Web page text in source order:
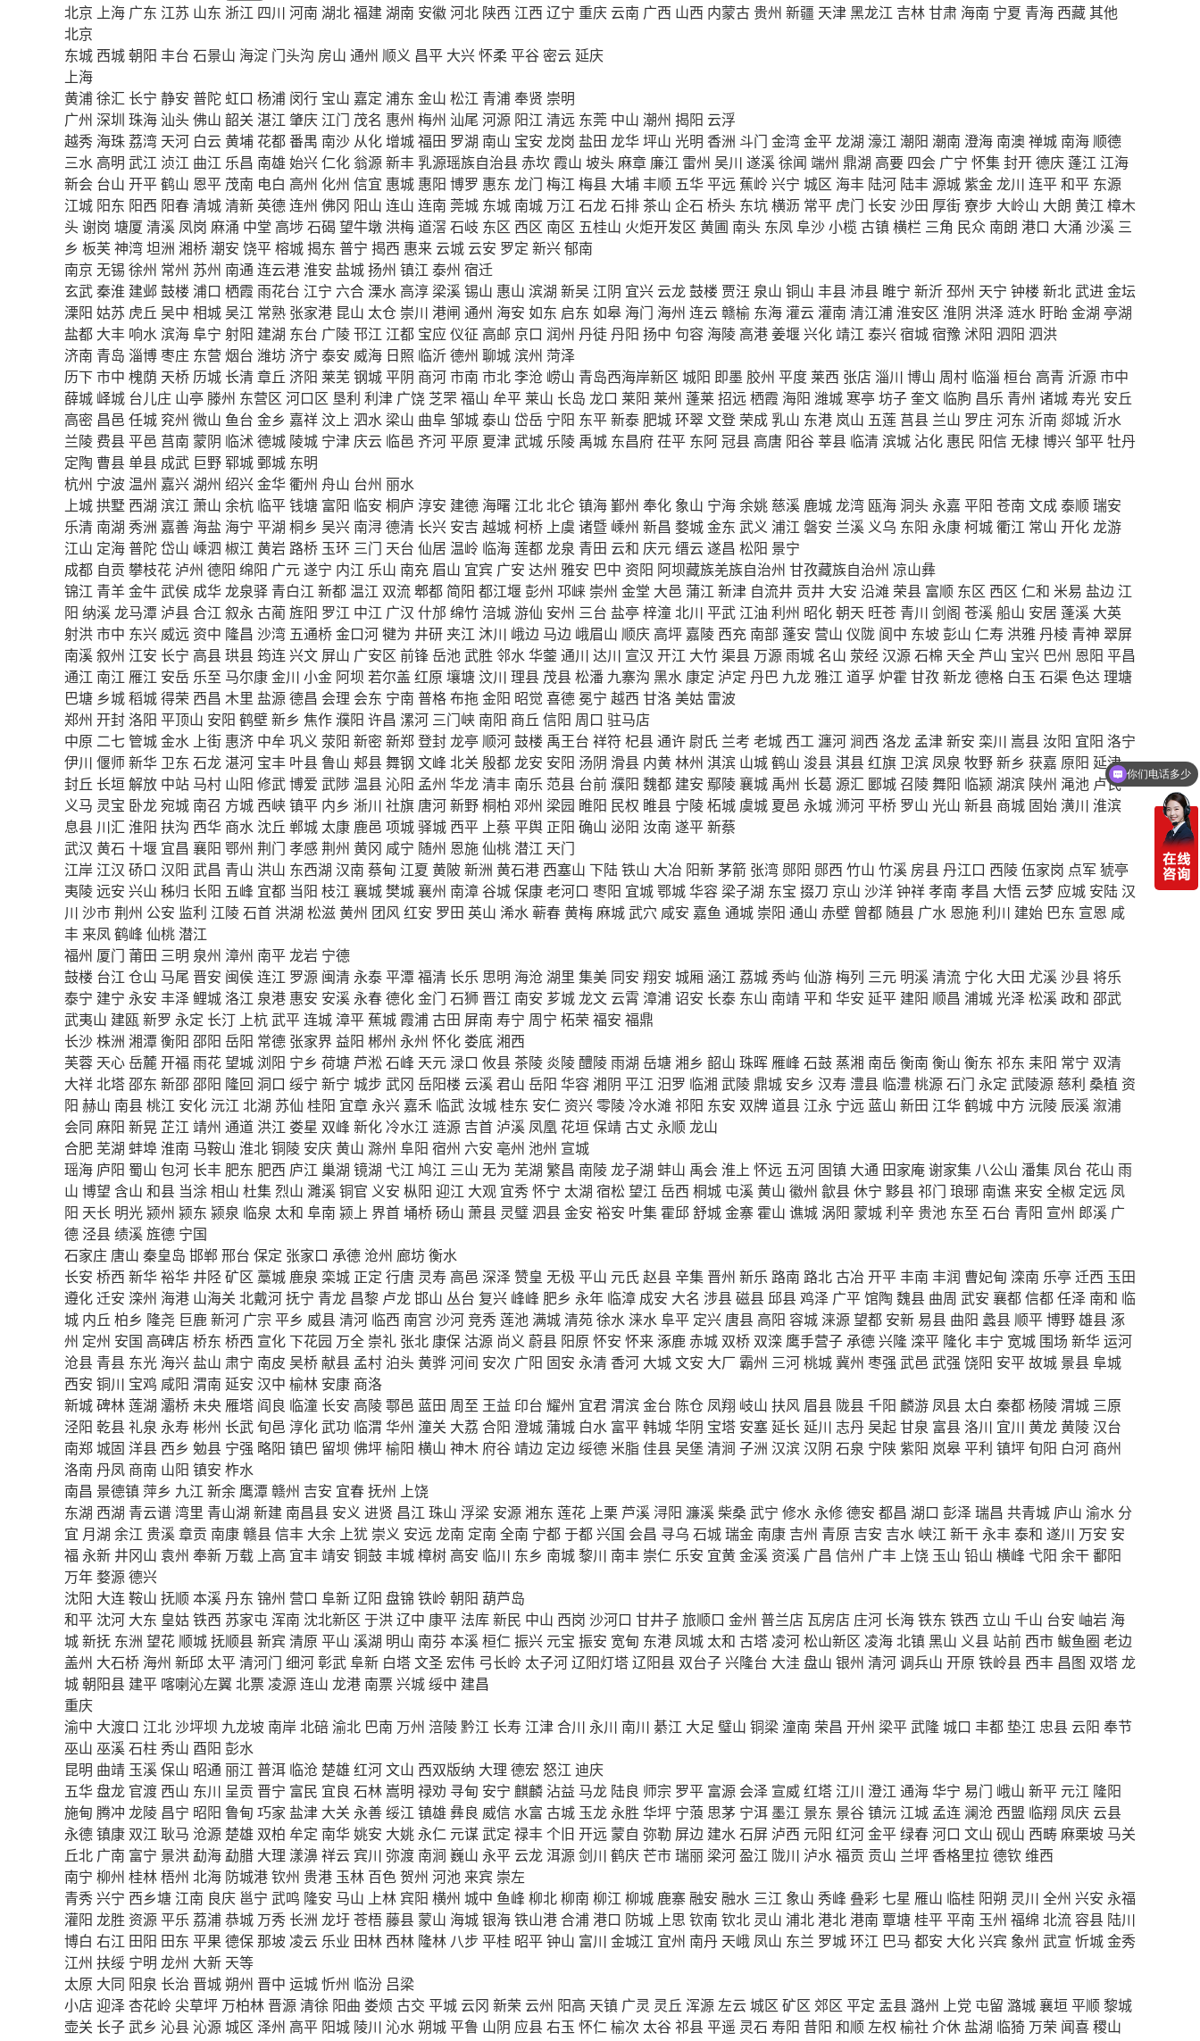
北京 上海 广东 江苏 山东 浙江 四川 河南 湖北福建湖南 安徽河北 陕西 江西 辽宁 重庆 云南 广西 山西 内蒙古 贵州 新疆 天津黑龙江 吉林甘肃 海南 宁夏 青海 西藏其他
北京
东城 西城朝阳 丰台 石景山 海淀 门头沟 房山 通州 顺义 昌平 大兴怀柔平谷 密云延庆
上海
黄浦徐汇 长宁 静安 普陀 虹口 杨浦 闵行 宝山 嘉定 浦东 金山 松江 青浦奉贤 崇明
广州 深圳 珠海 汕头佛山 韶关 湛江 肇庆 江门 茂名 惠州 梅州 汕尾 河源 阳江 清远 东莞 中山 潮州 揭阳 云浮
越秀 海珠 荔湾 天河 白云黄埔 花都番禺 南沙 从化增城福田 罗湖 南山 宝安 龙岗 盐田 龙华坪山 光明 香洲 斗门 金湾金平龙湖 濠江 潮阳 潮南 澄海 南澳禅城 南海 顺德
三水 高明 武江 浈江 曲江 乐昌 南雄 始兴仁化 翁源新丰乳源瑶族自治县赤坎 霞山 坡头麻章 廉江 雷州 吴川 遂溪徐闻 端州 鼎湖 高要 四会 广宁 怀集封开德庆 蓬江 江海
新会 台山 开平鹤山 恩平 茂南 电白 高州 化州 信宜 惠城 惠阳 博罗 惠东 龙门 梅江 梅县 大埔丰顺 五华平远 蕉岭 兴宁 城区 海丰 陆河 陆丰源城紫金龙川 连平和平 东源
江城 阳东 阳西 阳春清城清新 英德连州 佛冈 阳山 连山 连南 莞城 东城 南城 万江 石龙石排茶山 企石 桥头 东坑横沥 常平 虎门 长安 沙田 厚街寮步 大岭山 大朗 黄江 樟木
头谢岗 塘厦 清溪 凤岗 麻涌 中堂 高埗石碣 望牛墩 洪梅道滘 石岐 东区 西区 南区 五桂山 火炬开发区 黄圃 南头 东凤阜沙小榄 古镇横栏 三角 民众 南朗 港口 大涌 沙溪 三
乡 板芙 神湾坦洲 湘桥潮安 饶平榕城揭东 普宁 揭西 惠来 云城 云安 罗定 新兴郁南
南京 无锡 徐州 常州 苏州 南通连云港淮安 盐城扬州 镇江 泰州 宿迁
玄武秦淮 建邺鼓楼 浦口 栖霞 雨花台 江宁 六合 溧水 高淳 梁溪锡山 惠山 滨湖 新吴 江阴 宜兴 云龙鼓楼 贾汪 泉山 铜山 丰县 沛县 睢宁 新沂邳州 天宁 钟楼 新北武进金坛
溧阳 姑苏 虎丘 吴中 相城吴江 常熟 张家港 昆山 太仓 崇川 港闸 通州 海安 如东 启东 如皋 海门 海州 连云赣榆 东海灌云灌南 清江浦淮安区 淮阴 洪泽 涟水 盱眙金湖 亭湖
盐都 大丰 响水滨海阜宁 射阳 建湖 东台 广陵邗江 江都 宝应 仪征 高邮 京口 润州 丹徒丹阳 扬中 句容 海陵 高港姜堰兴化靖江 泰兴宿城宿豫 沭阳 泗阳 泗洪
济南 青岛 淄博枣庄 东营 烟台 潍坊济宁 泰安 威海 日照 临沂德州 聊城滨州 菏泽
历下市中 槐荫 天桥 历城 长清章丘 济阳 莱芜钢城平阴 商河市南 市北李沧 崂山 青岛西海岸新区 城阳 即墨 胶州 平度 莱西 张店 淄川 博山 周村 临淄 桓台 高青 沂源市中
薛城 峄城 台儿庄 山亭 滕州 东营区 河口区 垦利 利津 广饶 芝罘福山 牟平 莱山 长岛 龙口 莱阳 莱州 蓬莱招远 栖霞 海阳 潍城 寒亭 坊子奎文 临朐 昌乐 青州 诸城寿光 安丘
高密 昌邑 任城 兖州 微山 鱼台 金乡 嘉祥 汶上 泗水 梁山 曲阜邹城泰山 岱岳 宁阳 东平新泰 肥城环翠文登 荣成乳山 东港 岚山 五莲 莒县 兰山 罗庄河东 沂南 郯城 沂水
兰陵 费县平邑 莒南 蒙阴 临沭德城 陵城 宁津 庆云 临邑 齐河平原 夏津武城 乐陵 禹城 东昌府茌平 东阿冠县 高唐 阳谷莘县 临清滨城 沾化 惠民 阳信无棣博兴邹平牡丹
定陶 曹县单县 成武 巨野 郓城 鄄城 东明
杭州 宁波 温州 嘉兴湖州 绍兴金华衢州 舟山 台州 丽水
上城拱墅 西湖 滨江 萧山 余杭 临平钱塘 富阳 临安 桐庐 淳安 建德 海曙 江北北仑镇海鄞州 奉化 象山 宁海余姚 慈溪 鹿城龙湾 瓯海洞头 永嘉 平阳 苍南 文成泰顺瑞安
乐清 南湖 秀洲 嘉善 海盐 海宁 平湖 桐乡 吴兴 南浔德清 长兴 安吉 越城柯桥 上虞 诸暨 嵊州 新昌 婺城金东 武义 浦江 磐安 兰溪 义乌 东阳 永康柯城衢江 常山 开化龙游
江山 定海普陀 岱山 嵊泗 椒江 黄岩 路桥 玉环 三门 天台 仙居 温岭 临海莲都龙泉 青田 云和 庆元缙云遂昌 松阳 景宁
成都 自贡 攀枝花 泸州 德阳 绵阳 广元遂宁 内江 乐山 南充 眉山 宜宾 广安 达州 雅安 巴中 资阳 阿坝藏族羌族自治州 甘孜藏族自治州 凉山彝
锦江 青羊金牛武侯 成华龙泉驿 青白江 新都 温江 双流郫都 简阳 都江堰彭州 邛崃 崇州 金堂 大邑 蒲江 新津 自流井 贡井 大安 沿滩 荣县 富顺 东区 西区 仁和 米易 盐边 江
阳 纳溪龙马潭 泸县合江 叙永古蔺旌阳 罗江 中江 广汉 什邡 绵竹 涪城游仙 安州 三台 盐亭 梓潼北川 平武 江油 利州 昭化朝天 旺苍 青川 剑阁 苍溪船山 安居 蓬溪 大英
射洪市中 东兴 威远 资中 隆昌 沙湾 五通桥金口河犍为 井研 夹江 沐川 峨边 马边 峨眉山 顺庆 高坪 嘉陵 西充 南部 蓬安 营山 仪陇 阆中 东坡彭山 仁寿 洪雅丹棱 青神 翠屏
南溪叙州 江安 长宁 高县珙县筠连兴文 屏山 广安区 前锋岳池武胜 邻水华蓥 通川 达川 宣汉 开江 大竹 渠县 万源雨城 名山 荥经汉源石棉 天全 芦山 宝兴 巴州 恩阳 平昌
通江 南江 雁江 安岳 乐至 马尔康金川 小金 阿坝 若尔盖 红原 壤塘 汶川 理县 茂县松潘 九寨沟 黑水 康定 泸定 丹巴 九龙雅江 道孚炉霍 甘孜新龙德格 白玉 石渠色达 理塘
巴塘 乡城稻城得荣 西昌 木里 盐源德昌 会理 会东 宁南 普格布拖金阳 昭觉 喜德 冕宁 越西 甘洛 美姑 雷波
郑州 开封洛阳 平顶山 安阳 鹤壁新乡 焦作濮阳 许昌 漯河 三门峡 南阳 商丘 信阳 周口 驻马店
中原 二七 管城金水 上街 惠济 中牟巩义 荥阳 新密 新郑登封龙亭 顺河鼓楼 禹王台 祥符 杞县通许 尉氏 兰考 老城 西工瀍河涧西 洛龙 孟津新安 栾川 嵩县 汝阳 宜阳 洛宁
伊川 偃师新华 卫东 石龙湛河 宝丰 叶县鲁山 郏县舞钢 文峰 北关 殷都龙安 安阳 汤阴 滑县 内黄林州 淇滨 山城鹤山 浚县淇县红旗 卫滨 凤泉 牧野新乡 获嘉 原阳 延津
封丘 长垣解放 中站 马村 山阳 修武博爱 武陟 温县沁阳 孟州 华龙清丰 南乐 范县 台前濮阳 魏都 建安 鄢陵襄城 禹州 长葛 源汇 郾城召陵舞阳 临颍 湖滨 陕州 渑池 卢氏
义马 灵宝 卧龙宛城 南召 方城 西峡镇平 内乡 淅川 社旗 唐河新野桐柏 邓州 梁园 睢阳 民权 睢县 宁陵柘城 虞城 夏邑 永城浉河平桥 罗山 光山 新县 商城 固始潢川 淮滨
息县 川汇 淮阳 扶沟 西华 商水 沈丘 郸城 太康 鹿邑 项城驿城 西平 上蔡 平舆 正阳 确山 泌阳 汝南 遂平新蔡
武汉 黄石 十堰 宜昌 襄阳 鄂州 荆门 孝感荆州 黄冈 咸宁 随州 恩施仙桃潜江 天门
江岸 江汉 硚口 汉阳 武昌 青山 洪山 东西湖 汉南 蔡甸 江夏 黄陂 新洲 黄石港 西塞山 下陆铁山 大冶 阳新茅箭 张湾 郧阳 郧西 竹山 竹溪 房县丹江口 西陵伍家岗 点军 猇亭
夷陵远安 兴山 秭归 长阳 五峰 宜都 当阳 枝江 襄城樊城襄州 南漳谷城保康老河口 枣阳 宜城鄂城华容 梁子湖 东宝 掇刀 京山 沙洋钟祥孝南 孝昌 大悟 云梦 应城 安陆汉
川 沙市荆州 公安 监利 江陵石首 洪湖 松滋黄州 团风红安 罗田 英山 浠水蕲春黄梅麻城武穴 咸安 嘉鱼 通城 崇阳 通山 赤壁 曾都 随县 广水 恩施利川 建始 巴东 宣恩 咸
丰 来凤鹤峰 仙桃潜江
福州 厦门 莆田 三明 泉州 漳州 南平龙岩 宁德
鼓楼 台江 仓山 马尾 晋安 闽侯连江 罗源 闽清 永泰平潭福清 长乐 思明 海沧 湖里 集美 同安 翔安 城厢 涵江 荔城秀屿仙游梅列 三元 明溪清流 宁化 大田 尤溪沙县将乐
泰宁 建宁 永安 丰泽鲤城洛江 泉港 惠安 安溪 永春德化金门 石狮 晋江 南安 芗城龙文 云霄 漳浦诏安 长泰 东山 南靖平和 华安 延平 建阳 顺昌 浦城光泽松溪政和 邵武
武夷山 建瓯新罗 永定 长汀 上杭武平连城 漳平 蕉城 霞浦古田 屏南 寿宁 周宁 柘荣 福安 福鼎
长沙株洲 湘潭衡阳 邵阳 岳阳 常德 张家界 益阳 郴州 永州 怀化 娄底湘西
芙蓉 天心岳麓开福 雨花望城 浏阳 宁乡 荷塘 芦淞石峰 天元 渌口 攸县茶陵 炎陵醴陵雨湖 岳塘湘乡 韶山 珠晖 雁峰 石鼓 蒸湘 南岳衡南 衡山 衡东 祁东 耒阳 常宁 双清
大祥北塔邵东 新邵邵阳 隆回 洞口 绥宁 新宁 城步 武冈 岳阳楼 云溪君山 岳阳 华容湘阴 平江 汨罗 临湘 武陵鼎城 安乡 汉寿 澧县 临澧桃源石门 永定 武陵源 慈利 桑植 资
阳 赫山 南县桃江 安化沅江 北湖 苏仙 桂阳 宜章 永兴 嘉禾 临武 汝城桂东 安仁 资兴零陵 冷水滩 祁阳 东安 双牌道县 江永 宁远 蓝山 新田 江华鹤城 中方 沅陵 辰溪 溆浦
会同 麻阳 新晃 芷江 靖州 通道 洪江 娄星 双峰 新化 冷水江 涟源 吉首 泸溪 凤凰 花垣保靖古丈 永顺龙山
合肥 芜湖 蚌埠淮南 马鞍山 淮北铜陵 安庆黄山 滁州 阜阳 宿州 六安 亳州 池州 宣城
瑶海 庐阳 蜀山 包河 长丰 肥东 肥西 庐江 巢湖 镜湖 弋江 鸠江 三山 无为 芜湖 繁昌 南陵龙子湖 蚌山 禹会淮上 怀远 五河 固镇 大通 田家庵谢家集 八公山 潘集 凤台 花山 雨
山 博望 含山 和县 当涂相山 杜集 烈山 濉溪铜官 义安 枞阳 迎江 大观 宜秀怀宁 太湖 宿松 望江 岳西 桐城 屯溪黄山 徽州 歙县休宁 黟县祁门 琅琊 南谯 来安 全椒 定远 凤
阳 天长 明光颍州 颍东 颍泉 临泉 太和 阜南 颍上 界首埇桥砀山 萧县 灵璧泗县金安 裕安 叶集 霍邱舒城金寨 霍山 谯城 涡阳 蒙城利辛 贵池 东至 石台 青阳 宣州 郎溪 广
德 泾县绩溪旌德 宁国
石家庄 唐山 秦皇岛 邯郸 邢台 保定 张家口 承德 沧州 廊坊衡水
长安 桥西 新华裕华 井陉矿区 藁城 鹿泉 栾城 正定 行唐 灵寿 高邑 深泽 赞皇 无极 平山 元氏赵县辛集 晋州 新乐 路南 路北古冶 开平丰南 丰润 曹妃甸 滦南 乐亭 迁西 玉田
遵化迁安 滦州 海港 山海关 北戴河抚宁 青龙 昌黎 卢龙邯山 丛台 复兴 峰峰 肥乡 永年 临漳 成安 大名 涉县磁县邱县鸡泽 广平馆陶 魏县 曲周 武安 襄都信都任泽 南和 临
城 内丘 柏乡 隆尧 巨鹿新河 广宗 平乡 威县清河 临西 南宫 沙河竞秀莲池 满城清苑徐水 涞水阜平 定兴 唐县 高阳 容城 涞源望都 安新易县 曲阳 蠡县 顺平博野雄县涿
州 定州 安国 高碑店 桥东 桥西 宣化下花园 万全 崇礼 张北 康保 沽源 尚义 蔚县 阳原 怀安 怀来涿鹿赤城 双桥 双滦 鹰手营子承德兴隆 滦平 隆化丰宁 宽城 围场 新华运河
沧县 青县 东光 海兴 盐山 肃宁 南皮 吴桥献县 孟村 泊头黄骅河间 安次 广阳 固安 永清 香河 大城文安 大厂 霸州 三河桃城冀州 枣强 武邑 武强 饶阳 安平故城 景县阜城
西安 铜川 宝鸡 咸阳 渭南 延安 汉中 榆林 安康 商洛
新城碑林莲湖 灞桥未央 雁塔 阎良 临潼 长安 高陵鄠邑 蓝田 周至 王益 印台 耀州 宜君渭滨金台 陈仓 凤翔 岐山 扶风 眉县 陇县千阳 麟游 凤县 太白 秦都杨陵渭城 三原
泾阳 乾县礼泉 永寿彬州 长武旬邑 淳化武功 临渭 华州 潼关 大荔 合阳 澄城蒲城 白水 富平韩城华阴 宝塔 安塞延长 延川 志丹吴起甘泉 富县洛川 宜川 黄龙黄陵汉台
南郑城固 洋县 西乡 勉县 宁强 略阳 镇巴 留坝 佛坪榆阳 横山 神木 府谷靖边 定边绥德 米脂佳县吴堡 清涧 子洲 汉滨汉阴 石泉 宁陕紫阳 岚皋平利 镇坪旬阳 白河 商州
洛南 丹凤 商南 山阳 镇安 柞水
南昌 景德镇萍乡 九江 新余 鹰潭赣州 吉安 宜春抚州 上饶
东湖 西湖 青云谱湾里 青山湖 新建 南昌县 安义 进贤 昌江 珠山 浮梁 安源湘东 莲花 上栗 芦溪 浔阳 濂溪柴桑武宁 修水 永修德安 都昌 湖口 彭泽瑞昌 共青城 庐山 渝水 分
宜 月湖 余江 贵溪章贡 南康赣县信丰 大余 上犹 崇义 安远 龙南 定南 全南 宁都于都兴国 会昌 寻乌 石城瑞金 南康 吉州 青原 吉安 吉水 峡江 新干 永丰泰和 遂川 万安 安
福 永新 井冈山 袁州 奉新 万载 上高 宜丰靖安 铜鼓丰城樟树 高安 临川 东乡 南城黎川 南丰 崇仁 乐安 宜黄金溪 资溪 广昌 信州 广丰 上饶 玉山 铅山 横峰 弋阳 余干鄱阳
万年婺源德兴
沈阳 大连鞍山 抚顺本溪丹东 锦州 营口 阜新辽阳 盘锦 铁岭 朝阳 葫芦岛
和平 沈河 大东 皇姑铁西 苏家屯 浑南 沈北新区 于洪辽中 康平 法库新民 中山 西岗 沙河口 甘井子旅顺口 金州 普兰店 瓦房店 庄河 长海铁东 铁西 立山 千山 台安 岫岩 海
城新抚 东洲 望花 顺城抚顺县新宾 清原 平山 溪湖 明山 南芬 本溪桓仁振兴 元宝 振安 宽甸 东港 凤城 太和 古塔 凌河松山新区 凌海北镇黑山 义县 站前 西市 鲅鱼圈 老边
盖州 大石桥 海州 新邱 太平清河门 细河彰武阜新 白塔文圣宏伟 弓长岭 太子河辽阳灯塔辽阳县 双台子兴隆台 大洼 盘山 银州 清河调兵山 开原 铁岭县 西丰 昌图 双塔龙
城朝阳县 建平 喀喇沁左翼北票 凌源连山 龙港 南票兴城绥中 建昌
重庆
渝中 大渡口 江北沙坪坝 九龙坡 南岸北碚渝北 巴南 万州 涪陵黔江 长寿 江津合川 永川 南川 綦江 大足 璧山 铜梁潼南 荣昌 开州 梁平武隆城口 丰都 垫江 忠县 云阳 奉节
巫山 巫溪石柱 秀山 酉阳 彭水
昆明 曲靖 玉溪保山 昭通丽江 普洱 临沧 楚雄 红河文山 西双版纳 大理 德宏 怒江 迪庆
五华盘龙 官渡 西山 东川 呈贡 晋宁 富民 宜良 石林嵩明 禄劝 寻甸 安宁 麒麟 沾益 马龙 陆良 师宗 罗平 富源 会泽 宣威红塔 江川 澄江 通海华宁 易门 峨山 新平 元江 隆阳
施甸 腾冲 龙陵 昌宁 昭阳 鲁甸 巧家 盐津 大关 永善绥江 镇雄 彝良 威信水富 古城 玉龙 永胜 华坪 宁蒗 思茅 宁洱 墨江 景东 景谷镇沅 江城 孟连 澜沧 西盟 临翔 凤庆 云县
永德镇康 双江 耿马 沧源 楚雄 双柏 牟定 南华姚安 大姚 永仁 元谋武定 禄丰个旧 开远 蒙自 弥勒 屏边 建水石屏 泸西 元阳 红河金平绿春河口 文山 砚山 西畴麻栗坡 马关
丘北 广南 富宁 景洪 勐海 勐腊 大理 漾濞祥云 宾川 弥渡 南涧 巍山 永平 云龙 洱源剑川 鹤庆 芒市瑞丽 梁河盈江 陇川 泸水福贡 贡山 兰坪 香格里拉 德钦维西
南宁 柳州 桂林梧州 北海 防城港钦州 贵港 玉林 百色贺州 河池 来宾 崇左
青秀兴宁 西乡塘 江南 良庆 邕宁 武鸣 隆安 马山 上林 宾阳 横州 城中 鱼峰 柳北柳南 柳江 柳城 鹿寨融安 融水 三江 象山 秀峰 叠彩七星 雁山 临桂 阳朔 灵川 全州 兴安 永福
灌阳 龙胜 资源平乐 荔浦恭城 万秀 长洲 龙圩苍梧 藤县蒙山 海城银海铁山港合浦港口 防城 上思 钦南 钦北 灵山 浦北港北港南 覃塘桂平平南 玉州 福绵 北流 容县 陆川
博白 右江 田阳 田东 平果 德保那坡 凌云 乐业 田林 西林 隆林 八步 平桂 昭平钟山 富川 金城江 宜州 南丹 天峨 凤山 东兰 罗城环江 巴马 都安 大化兴宾 象州 武宣 忻城金秀
江州 扶绥 宁明 龙州 大新 天等
太原 大同 阳泉 长治 晋城朔州 晋中 运城忻州 临汾 吕梁
小店 迎泽杏花岭 尖草坪 万柏林 晋源清徐 阳曲 娄烦 古交 平城 云冈 新荣 云州 阳高 天镇 广灵 灵丘 浑源左云城区 矿区 郊区 平定 盂县潞州 上党 屯留 潞城襄垣平顺黎城
壶关 长子武乡 沁县沁源城区 泽州 高平 阳城 陵川 沁水朔城平鲁 山阴 应县右玉 怀仁榆次 太谷祁县平遥 灵石 寿阳 昔阳 和顺左权 榆社 介休 盐湖 临猗 万荣 闻喜稷山
你们电话多少